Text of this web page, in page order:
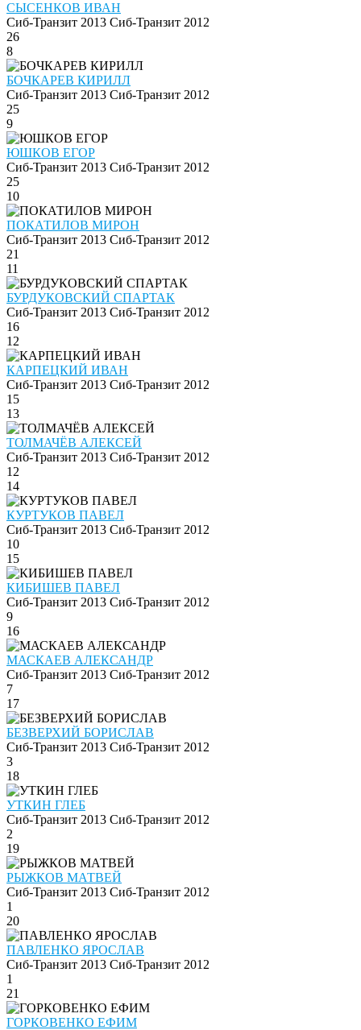
СЫСЕНКОВ ИВАН
Сиб-Транзит 2013 Сиб-Транзит 2012
26
8
БОЧКАРЕВ КИРИЛЛ
Сиб-Транзит 2013 Сиб-Транзит 2012
25
9
ЮШКОВ ЕГОР
Сиб-Транзит 2013 Сиб-Транзит 2012
25
10
ПОКАТИЛОВ МИРОН
Сиб-Транзит 2013 Сиб-Транзит 2012
21
11
БУРДУКОВСКИЙ СПАРТАК
Сиб-Транзит 2013 Сиб-Транзит 2012
16
12
КАРПЕЦКИЙ ИВАН
Сиб-Транзит 2013 Сиб-Транзит 2012
15
13
ТОЛМАЧЁВ АЛЕКСЕЙ
Сиб-Транзит 2013 Сиб-Транзит 2012
12
14
КУРТУКОВ ПАВЕЛ
Сиб-Транзит 2013 Сиб-Транзит 2012
10
15
КИБИШЕВ ПАВЕЛ
Сиб-Транзит 2013 Сиб-Транзит 2012
9
16
МАСКАЕВ АЛЕКСАНДР
Сиб-Транзит 2013 Сиб-Транзит 2012
7
17
БЕЗВЕРХИЙ БОРИСЛАВ
Сиб-Транзит 2013 Сиб-Транзит 2012
3
18
УТКИН ГЛЕБ
Сиб-Транзит 2013 Сиб-Транзит 2012
2
19
РЫЖКОВ МАТВЕЙ
Сиб-Транзит 2013 Сиб-Транзит 2012
1
20
ПАВЛЕНКО ЯРОСЛАВ
Сиб-Транзит 2013 Сиб-Транзит 2012
1
21
ГОРКОВЕНКО ЕФИМ